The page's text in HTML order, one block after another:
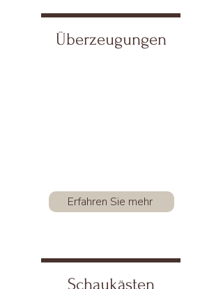
Überzeugungen
Erfahren Sie mehr
Schaukästen